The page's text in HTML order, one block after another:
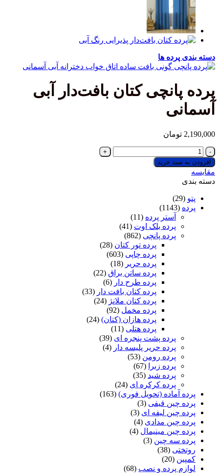
دسته بندی پرده ها
پرده پانچی کتان بافت‌دار آبی
آسمانی
2,190,000 تومان
پرده
پانچی
کتان
بافت‌دار
آسمانی
عدد
افزودن به سبد خرید
مقایسه
دسته بندی
پتو (29)
پرده (1143)
آستر پرده (11)
پرده بلک اوت (41)
پرده پانچی (862)
پرده تور کتان (28)
پرده چاپی (603)
پرده حریر
پرده ساتن براق (22)
پرده طرح دار
پرده کتان بافت دار
پرده کتان ملانژ (24)
پرده مخمل (92)
پرده هازان (کتان) (24)
پرده هتلی (11)
پرده پشت پنجره ای (39)
پرده حریر پلیسه دار
پرده رومن (53)
پرده زبرا
پرده شید (35)
پرده کرکره ای (24)
پرده آماده (تحویل فوری) (163)
پرده چین قیفی (3)
پرده چین لیفه ای (3)
پرده چین مدادی (4)
پرده چین مینیمال (4)
پرده سه چین (3)
روتختی (38)
کمپین (20)
لوازم پرده و نصب (68)